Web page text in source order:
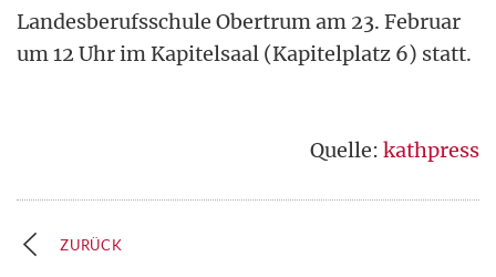
Landesberufsschule Obertrum am 23. Februar
um 12 Uhr im Kapitelsaal (Kapitelplatz 6) statt.
Quelle: kathpress
ZURÜCK